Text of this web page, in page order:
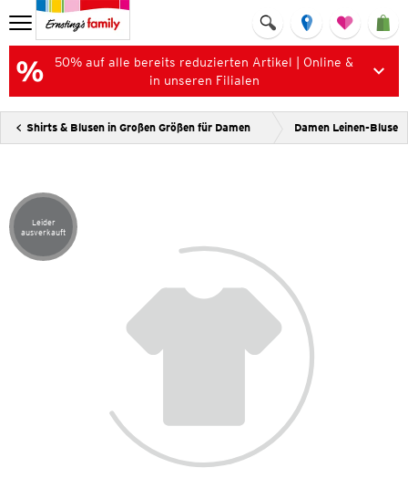
50% auf alle bereits reduzierten Artikel | Online &
in unseren Filialen
Shirts & Blusen in Großen Größen für Damen Damen Leinen-Bluse
Artikel leider ausverkauft
Leider
ausverkauft